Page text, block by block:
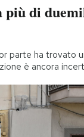
più di
parte ha trovato
è ancora